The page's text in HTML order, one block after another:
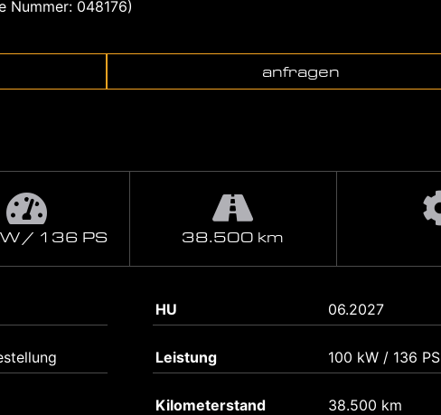
Nummer: 048176)
anfragen
/ 136 PS 38.500 km
HU 06.2027
Leistung 100 kW / 136 PS
Kilometerstand 38.500 km